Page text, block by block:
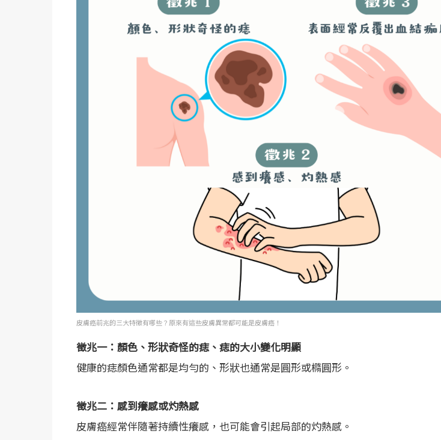
皮膚癌前兆的三大特徵有哪些？原來有這些皮膚異常都可能是皮膚癌！
徵兆一：顏色、形狀奇怪的痣、痣的大小變化明顯
健康的痣顏色通常都是均勻的、形狀也通常是圓形或橢圓形。
徵兆二：感到癢感或灼熱感
皮膚癌經常伴隨著持續性癢感，也可能會引起局部的灼熱感。